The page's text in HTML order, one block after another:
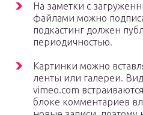
На заметки с
файлами можно
подкастинг должен
периодичностью.
Картинки можно
ленты или галереи.
vimeo.com
блоке комментариев